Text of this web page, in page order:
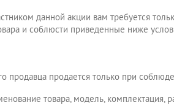
данной акции вам требуется
и соблюсти приведенные ниже
продавца продается только при
товара, модель, комплектация,